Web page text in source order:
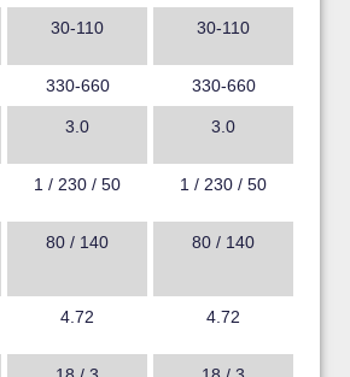
30-110 30-110
330-660 330-660
3.0 3.0
1 / 230 / 50 1 / 230 / 50
80 / 140 80 / 140
4.72 4.72